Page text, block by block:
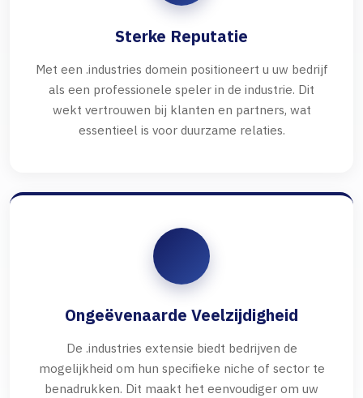
Sterke Reputatie
Met een .industries domein positioneert u uw bedrijf
als een professionele speler in de industrie. Dit
wekt vertrouwen bij klanten en partners, wat
essentieel is voor duurzame relaties.
Ongeëvenaarde Veelzijdigheid
De .industries extensie biedt bedrijven de
mogelijkheid om hun specifieke niche of sector te
benadrukken. Dit maakt het eenvoudiger om uw